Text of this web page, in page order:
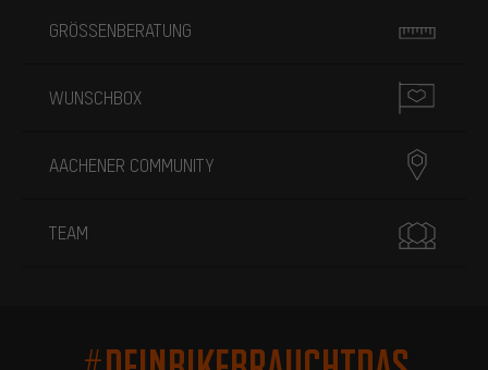
GRÖSSENBERATUNG
WUNSCHBOX
AACHENER COMMUNITY
TEAM